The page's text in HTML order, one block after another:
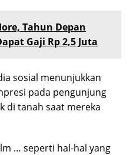
Tahun Depan
Gaji Rp 2,5 Juta
sosial menunjukkan
pada pengunjung
di tanah saat mereka
… seperti hal-hal yang